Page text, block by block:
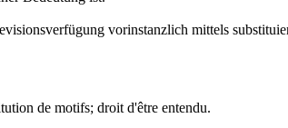
vorinstanzlich mittels
de motifs; droit d'être entendu.